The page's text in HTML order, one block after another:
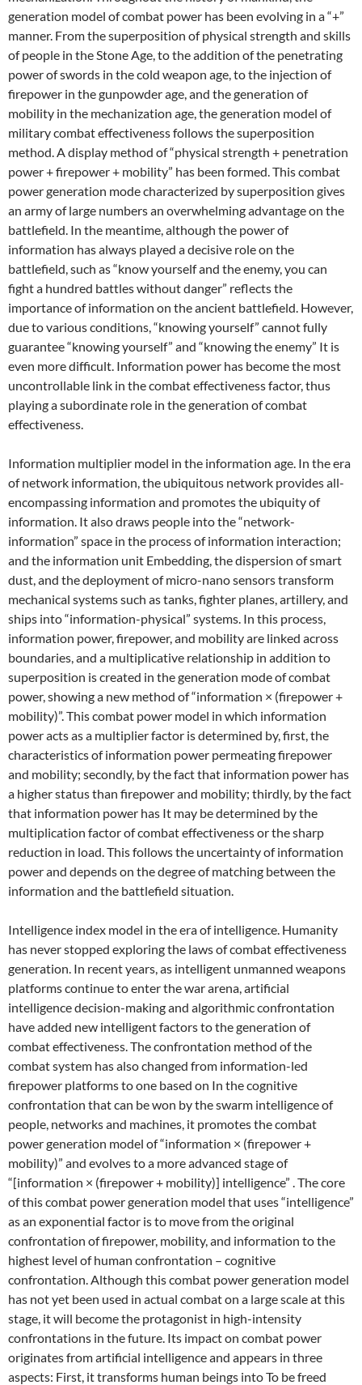
generation model of combat power has been evolving in a “+”
manner. From the superposition of physical strength and skills
of people in the Stone Age, to the addition of the penetrating
power of swords in the cold weapon age, to the injection of
firepower in the gunpowder age, and the generation of
mobility in the mechanization age, the generation model of
military combat effectiveness follows the superposition
method. A display method of “physical strength + penetration
power + firepower + mobility” has been formed. This combat
power generation mode characterized by superposition gives
an army of large numbers an overwhelming advantage on the
battlefield. In the meantime, although the power of
information has always played a decisive role on the
battlefield, such as “know yourself and the enemy, you can
fight a hundred battles without danger” reflects the
importance of information on the ancient battlefield. However,
due to various conditions, “knowing yourself” cannot fully
guarantee “knowing yourself” and “knowing the enemy” It is
even more difficult. Information power has become the most
uncontrollable link in the combat effectiveness factor, thus
playing a subordinate role in the generation of combat
effectiveness.
Information multiplier model in the information age. In the era
of network information, the ubiquitous network provides all-
encompassing information and promotes the ubiquity of
information. It also draws people into the “network-
information” space in the process of information interaction;
and the information unit Embedding, the dispersion of smart
dust, and the deployment of micro-nano sensors transform
mechanical systems such as tanks, fighter planes, artillery, and
ships into “information-physical” systems. In this process,
information power, firepower, and mobility are linked across
boundaries, and a multiplicative relationship in addition to
superposition is created in the generation mode of combat
power, showing a new method of “information × (firepower +
mobility)”. This combat power model in which information
power acts as a multiplier factor is determined by, first, the
characteristics of information power permeating firepower
and mobility; secondly, by the fact that information power has
a higher status than firepower and mobility; thirdly, by the fact
that information power has It may be determined by the
multiplication factor of combat effectiveness or the sharp
reduction in load. This follows the uncertainty of information
power and depends on the degree of matching between the
information and the battlefield situation.
Intelligence index model in the era of intelligence. Humanity
has never stopped exploring the laws of combat effectiveness
generation. In recent years, as intelligent unmanned weapons
platforms continue to enter the war arena, artificial
intelligence decision-making and algorithmic confrontation
have added new intelligent factors to the generation of
combat effectiveness. The confrontation method of the
combat system has also changed from information-led
firepower platforms to one based on In the cognitive
confrontation that can be won by the swarm intelligence of
people, networks and machines, it promotes the combat
power generation model of “information × (firepower +
mobility)” and evolves to a more advanced stage of
“[information × (firepower + mobility)] intelligence” . The core
of this combat power generation model that uses “intelligence”
as an exponential factor is to move from the original
confrontation of firepower, mobility, and information to the
highest level of human confrontation – cognitive
confrontation. Although this combat power generation model
has not yet been used in actual combat on a large scale at this
stage, it will become the protagonist in high-intensity
confrontations in the future. Its impact on combat power
originates from artificial intelligence and appears in three
aspects: First, it transforms human beings into To be freed